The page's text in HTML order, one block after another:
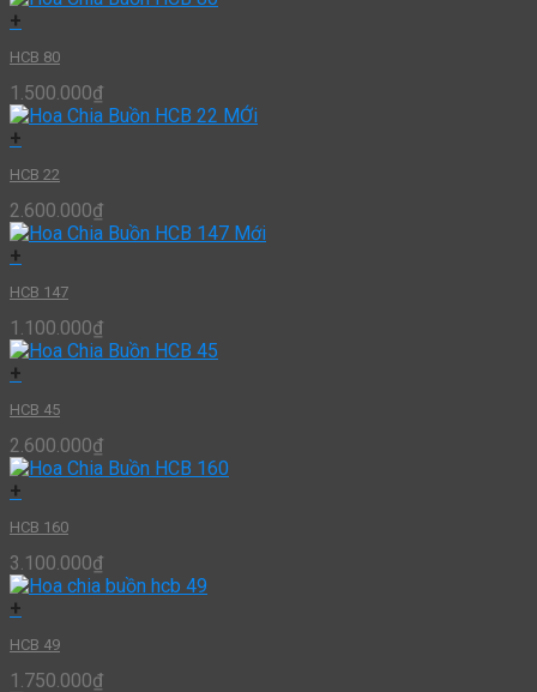
+
HCB 80
1.500.000₫
+
HCB 22
2.600.000₫
+
HCB 147
1.100.000₫
+
HCB 45
2.600.000₫
+
HCB 160
3.100.000₫
+
HCB 49
1.750.000₫